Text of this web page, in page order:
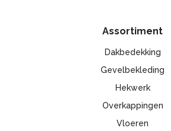
Assortiment
Dakbedekking
Gevelbekleding
Hekwerk
Overkappingen
Vloeren